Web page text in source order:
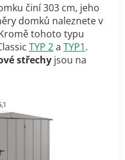
činí 303 cm, jeho
domků naleznete v
tohoto typu
TYP 2a TYP1.
střechy jsou na